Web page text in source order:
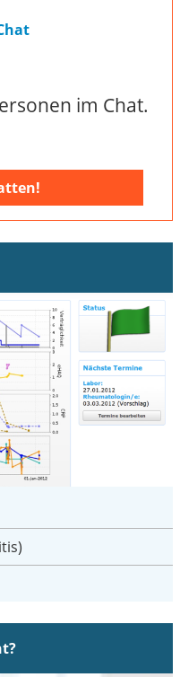
im Chat.